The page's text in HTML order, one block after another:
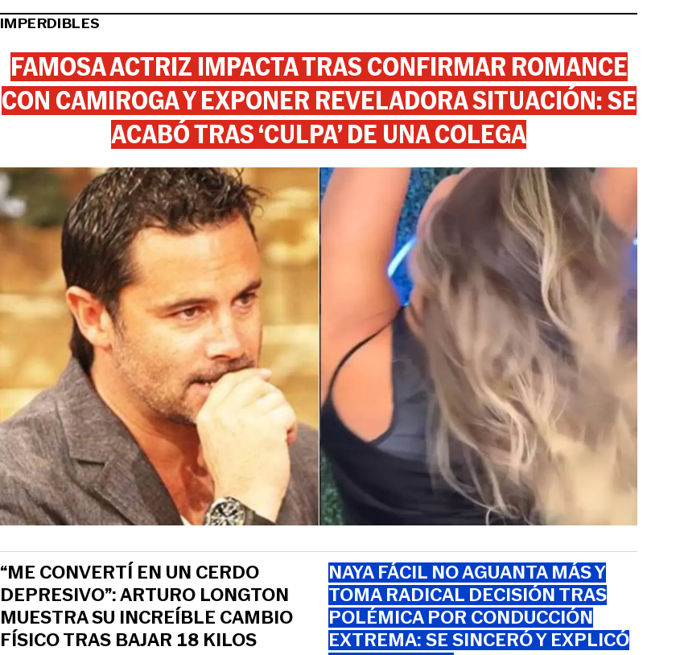
IMPERDIBLES
FAMOSA ACTRIZ IMPACTA TRAS CONFIRMAR ROMANCE
CON CAMIROGA Y EXPONER REVELADORA SITUACIÓN: SE
ACABÓ TRAS ‘CULPA’ DE UNA COLEGA
“ME CONVERTÍ EN UN CERDO
DEPRESIVO”: ARTURO LONGTON
MUESTRA SU INCREÍBLE CAMBIO
FÍSICO TRAS BAJAR 18 KILOS
NAYA FÁCIL NO AGUANTA MÁS Y
TOMA RADICAL DECISIÓN TRAS
POLÉMICA POR CONDUCCIÓN
EXTREMA: SE SINCERÓ Y EXPLICÓ